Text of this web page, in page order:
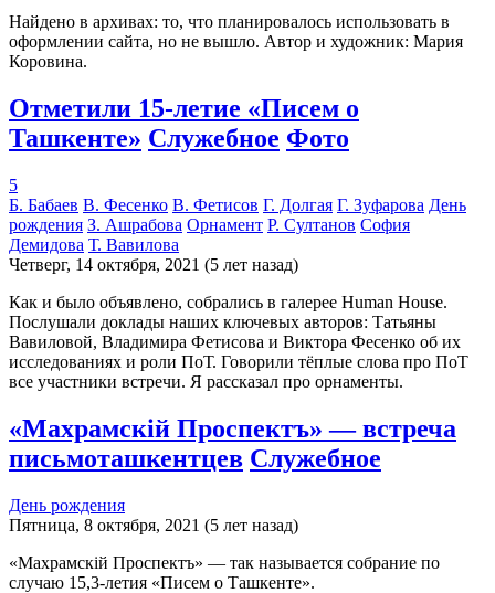
Найдено в архивах: то, что планировалось использовать в
оформлении сайта, но не вышло. Автор и художник: Мария
Коровина.
Отметили 15-летие «Писем о
Ташкенте» Служебное Фото
5
Б. Бабаев В. Фесенко В. Фетисов Г. Долгая Г. Зуфарова День
рождения З. Ашрабова Орнамент Р. Султанов София
Демидова Т. Вавилова
Четверг, 14 октября, 2021 (5 лет назад)
Как и было объявлено, собрались в галерее Human House.
Послушали доклады наших ключевых авторов: Татьяны
Вавиловой, Владимира Фетисова и Виктора Фесенко об их
исследованиях и роли ПоТ. Говорили тёплые слова про ПоТ
все участники встречи. Я рассказал про орнаменты.
«Махрамскiй Проспектъ» — встреча
письмоташкентцев Служебное
День рождения
Пятница, 8 октября, 2021 (5 лет назад)
«Махрамскiй Проспектъ» — так называется собрание по
случаю 15,3-летия «Писем о Ташкенте».